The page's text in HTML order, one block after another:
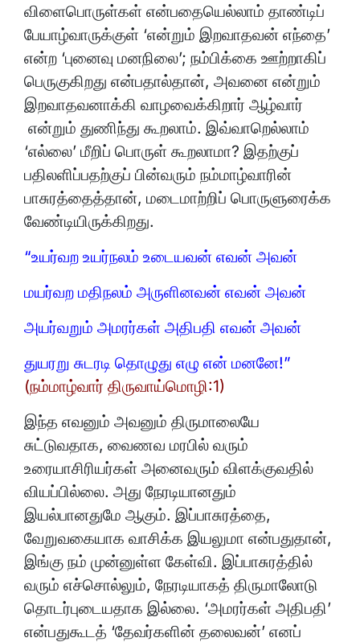
விளைபொருள்கள் என்பதையெல்லாம் தாண்டிப்
பேயாழ்வாருக்குள் ‘என்றும் இறவாதவன் எந்தை’
என்ற ‘புனைவு மனநிலை’; நம்பிக்கை ஊற்றாகிப்
பெருகுகிறது என்பதால்தான், அவனை என்றும்
இறவாதவனாக்கி வாழவைக்கிறார் ஆழ்வார்
என்றும் துணிந்து கூறலாம். இவ்வாறெல்லாம்
‘எல்லை’ மீறிப் பொருள் கூறலாமா? இதற்குப்
பதிலளிப்பதற்குப் பின்வரும் நம்மாழ்வாரின்
பாசுரத்தைத்தான், மடைமாற்றிப் பொருளுரைக்க
வேண்டியிருக்கிறது.
“உயர்வற உயர்நலம் உடையவன் எவன் அவன்
மயர்வற மதிநலம் அருளினவன் எவன் அவன்
அயர்வறும் அமரர்கள் அதிபதி எவன் அவன்
துயரறு சுடரடி தொழுது எழு என் மனனே!”
(நம்மாழ்வார் திருவாய்மொழி:1)
இந்த எவனும் அவனும் திருமாலையே
சுட்டுவதாக, வைணவ மரபில் வரும்
உரையாசிரியர்கள் அனைவரும் விளக்குவதில்
வியப்பில்லை. அது நேரடியானதும்
இயல்பானதுமே ஆகும். இப்பாசுரத்தை,
வேறுவகையாக வாசிக்க இயலுமா என்பதுதான்,
இங்கு நம் முன்னுள்ள கேள்வி. இப்பாசுரத்தில்
வரும் எச்சொல்லும், நேரடியாகத் திருமாலோடு
தொடர்புடையதாக இல்லை. ‘அமரர்கள் அதிபதி’
என்பதுகூடத் ‘தேவர்களின் தலைவன்’ எனப்